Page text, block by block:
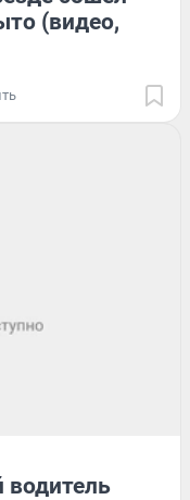
(видео,
водитель